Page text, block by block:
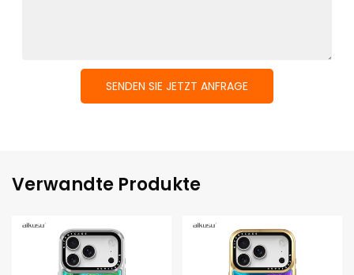
SENDEN SIE JETZT ANFRAGE
Verwandte Produkte